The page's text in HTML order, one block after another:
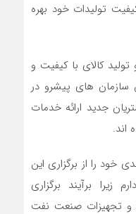
تولیدات خود بهره
تولید کالای با کیفیت و
های پیشرو در
جدید ارائه خدمات
اند.
خود را از برگزاری این
زیرا برآیند برگزاری
تجهیزات صنعت نفت